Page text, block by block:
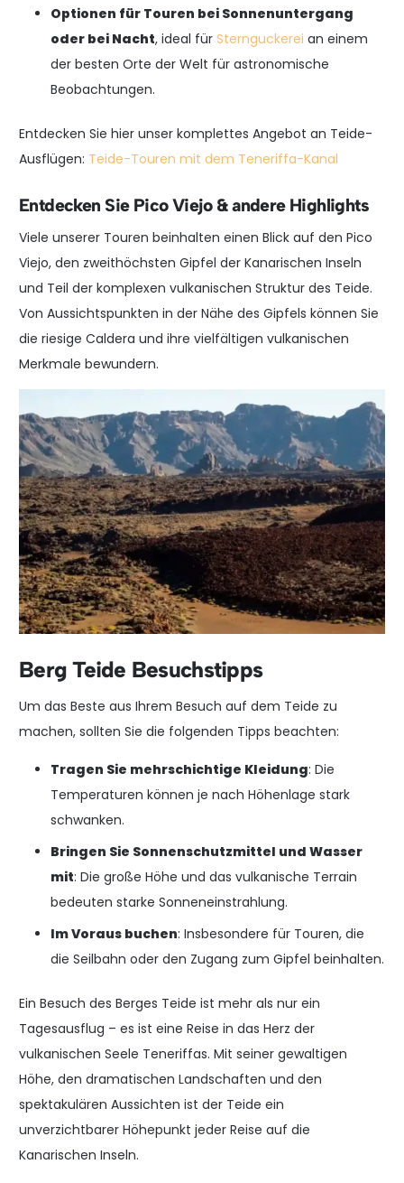
Optionen für Touren bei Sonnenuntergang
oder bei Nacht, ideal für Sternguckerei an einem
der besten Orte der Welt für astronomische
Beobachtungen.
Entdecken Sie hier unser komplettes Angebot an Teide-
Ausflügen: Teide-Touren mit dem Teneriffa-Kanal
Entdecken Sie Pico Viejo & andere Highlights
Viele unserer Touren beinhalten einen Blick auf den Pico
Viejo, den zweithöchsten Gipfel der Kanarischen Inseln
und Teil der komplexen vulkanischen Struktur des Teide.
Von Aussichtspunkten in der Nähe des Gipfels können Sie
die riesige Caldera und ihre vielfältigen vulkanischen
Merkmale bewundern.
Berg Teide Besuchstipps
Um das Beste aus Ihrem Besuch auf dem Teide zu
machen, sollten Sie die folgenden Tipps beachten:
Tragen Sie mehrschichtige Kleidung: Die
Temperaturen können je nach Höhenlage stark
schwanken.
Bringen Sie Sonnenschutzmittel und Wasser
mit: Die große Höhe und das vulkanische Terrain
bedeuten starke Sonneneinstrahlung.
Im Voraus buchen: Insbesondere für Touren, die
die Seilbahn oder den Zugang zum Gipfel beinhalten.
Ein Besuch des Berges Teide ist mehr als nur ein
Tagesausflug – es ist eine Reise in das Herz der
vulkanischen Seele Teneriffas. Mit seiner gewaltigen
Höhe, den dramatischen Landschaften und den
spektakulären Aussichten ist der Teide ein
unverzichtbarer Höhepunkt jeder Reise auf die
Kanarischen Inseln.